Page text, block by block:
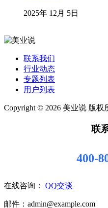
2025年 12月 5日
联系我们
行业动态
专题列表
用户列表
Copyright © 2026 美业说 版权
联
400-
在线咨询： QQ交谈
邮件：admin@example.com